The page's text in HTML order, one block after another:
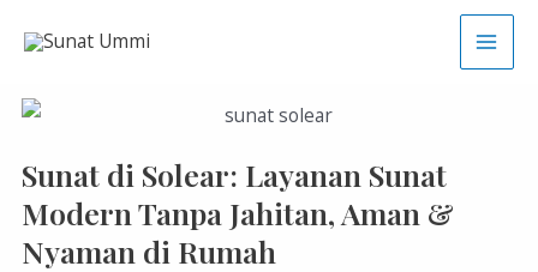
Sunat di Solear: Layanan Sunat
Modern Tanpa Jahitan, Aman &
Nyaman di Rumah